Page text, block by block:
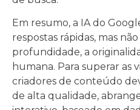
Em resumo, a IA do
respostas rápidas, mas
profundidade, a
humana. Para superar as
criadores de conteúdo
de alta qualidade,